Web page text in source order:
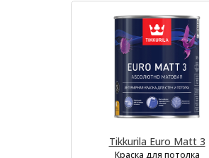
Tikkurila Euro Matt 3
Краска для потолка